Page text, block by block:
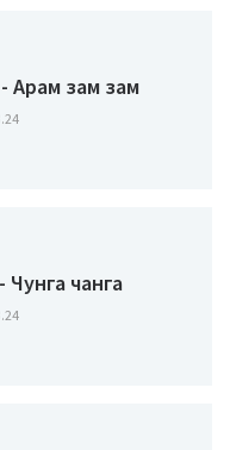
Арам зам зам
Чунга чанга